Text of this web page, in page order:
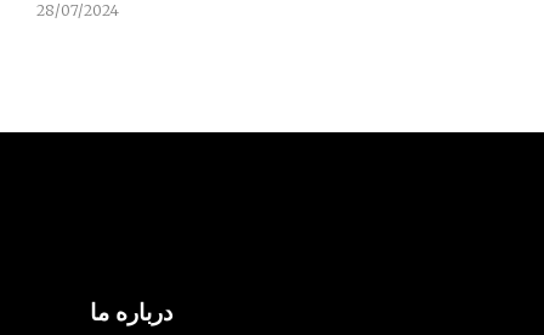
28/07/2024
درباره ما